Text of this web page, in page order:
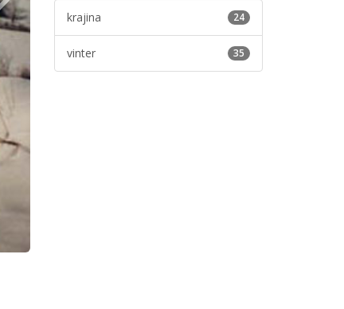
24
krajina
35
vinter